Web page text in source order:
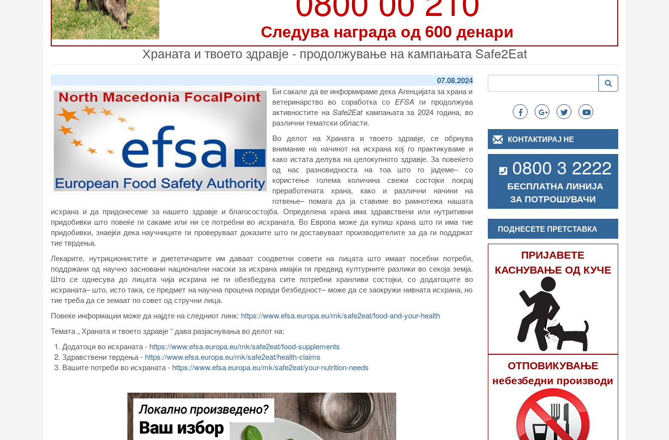
Следува награда од 600 денари
Храната и твоето здравје - продолжување на кампањата Safe2Eat
07.08.2024
Би сакале да ве информираме дека Агенцијата за храна и
ветеринарство во соработка со EFSA ги продолжува
активностите на Safe2Eatкампањата за 2024 година, во
различни тематски области.
Во делот на Храната и твоето здравје,се обрнува
внимание на начинот на исхрана кој го практикуваме и
како истата делува на целокупното здравје. За повеќето
од нас разновидноста на тоа што го јадеме– со
користење голема количина свежи состојки покрај
преработената храна, како и различни начини на
готвење– помага да ја ставиме во рамнотежа нашата
исхрана и да придонесеме за нашето здравје и благосостојба. Определена храна имаздравствени или нутритивни
придобивки што повеќе ги сакаме или ни се потребни во исхраната. Во Европа може да купиш храна што ги има тие
придобивки, знаејќи дека научниците ги проверуваат доказите што ги доставуваат производителите за да ги поддржат
тие тврдења.
Лекарите, нутриционистите и диететичарите им даваат соодветни совети на лицата што имаат посебни потреби,
поддржани од научно засновани национални насоки за исхрана имајќи ги предвид културните разлики во секоја земја.
Што се однесува до лицата чија исхрана не ги обезбедува сите потребни хранливи состојки, со додатоците во
исхраната– што, исто така, се предмет на научна процена поради безбедност– може да се заокружи нивната исхрана, но
тие треба да се земаат по совет од стручни лица.
Повеќе информации може да најдте на следниот линк: https://www.efsa.europa.eu/mk/safe2eat/food-and-your-health
Темата „ Храната и твоето здравје “ дава разјаснувања во делот на:
Додатоци во исхраната - https://www.efsa.europa.eu/mk/safe2eat/food-supplements
Здравствени тврдења - https://www.efsa.europa.eu/mk/safe2eat/health-claims
Вашите потреби во исхраната - https://www.efsa.europa.eu/mk/safe2eat/your-nutrition-needs
Search
Пребарување Пребарување
КОНТАКТИРАЈ НЕ
0800 3 2222
БЕСПЛАТНА ЛИНИЈА
ЗА ПОТРОШУВАЧИ
ПОДНЕСЕТЕ ПРЕТСТАВКА
ПРИЈАВЕТЕ
КАСНУВАЊЕ ОД КУЧЕ
ОТПОВИКУВАЊЕ
небезбедни производи